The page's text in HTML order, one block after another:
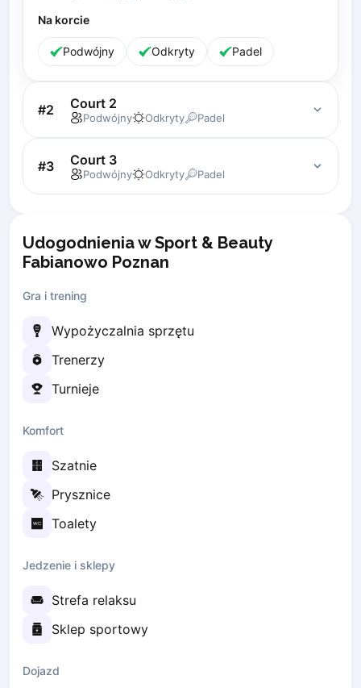
Alicante
Cherkasy
Chernivtsi
Dnipro
Ivano-Frankivsk
Kharkiv
Khmelnytskyi
Kryvyi Rih
Odesa
Rivne
Vinnytsia
Batumi
Tbilisi
Arlamow
Bielsko-Biala
Bydgoszcz
Chojnice
Dabrowa Gornicza
Na korcie
Podwójny Odkryty Padel
#2 Court 2
Podwójny Odkryty Padel
#3 Court 3
Podwójny Odkryty Padel
Udogodnienia w Sport & Beauty
Fabianowo Poznan
Gra i trening
Wypożyczalnia sprzętu
Trenerzy
Turnieje
Komfort
Szatnie
Prysznice
Toalety
Jedzenie i sklepy
Strefa relaksu
Sklep sportowy
Dojazd